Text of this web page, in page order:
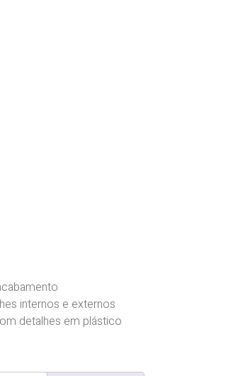
internos e externos
detalhes em plástico